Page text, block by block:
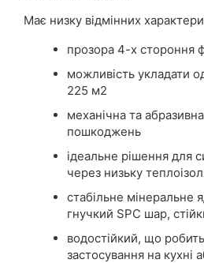
Має низку відмінних
прозора 4-х стороння
можливість укладати
225 м2
механічна та абразивна
пошкоджень
ідеальне рішення для
через низьку
стабільне мінеральне
гнучкий SPC шар,
водостійкий, що
застосування на кухні